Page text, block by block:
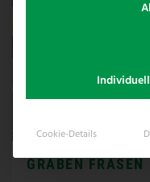
GRABEN FRÄSEN
Cookie-Details